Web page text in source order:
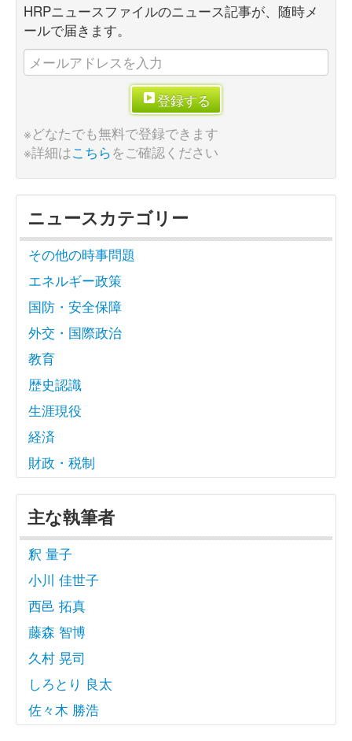
HRPニュースファイルのニュース記事が、随時メ
ールで届きます。
登録する
※どなたでも無料で登録できます
※詳細はこちらをご確認ください
ニュースカテゴリー
その他の時事問題
エネルギー政策
国防・安全保障
外交・国際政治
教育
歴史認識
生涯現役
経済
財政・税制
主な執筆者
釈 量子
小川 佳世子
西邑 拓真
藤森 智博
久村 晃司
しろとり 良太
佐々木 勝浩